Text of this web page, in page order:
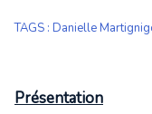
TAGS : Danielle
Présentation